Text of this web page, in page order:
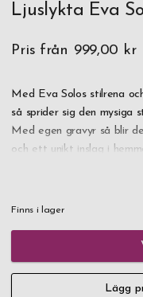
Ljuslykta Eva
Pris från 999,00 kr
Med Eva Solos stilrena
så sprider sig den mysiga
Med egen gravyr så blir
och ett unikt inslag i
ut på terassen eller till
Kombinera två ljuslyktor i
Finns i lager
Lägg